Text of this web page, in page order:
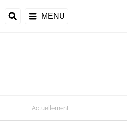
MENU
Actuellement